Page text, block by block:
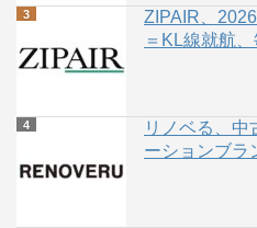
ZIPAIR、
＝KL線就航
リノベる、中
ーションブラ